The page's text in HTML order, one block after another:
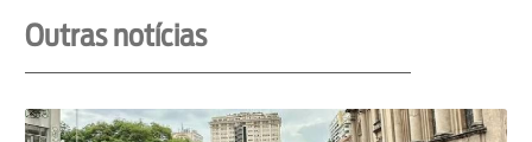
Outras notícias